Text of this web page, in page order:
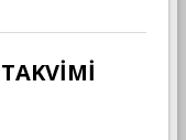
DUYURUSU
hakkında